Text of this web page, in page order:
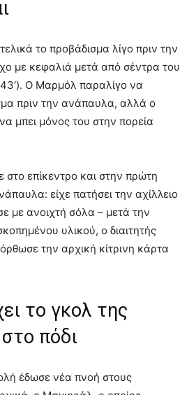
το προβάδισμα λίγο πριν την
με κεφαλιά μετά από σέντρα του
Ο Μαρμόλ παραλίγο να
πριν την ανάπαυλα, αλλά ο
μπει μόνος του στην πορεία
στο επίκεντρο και στην πρώτη
είχε πατήσει την αχίλλειο
με ανοιχτή σόλα – μετά την
υλικού, ο διαιτητής
την αρχική κίτρινη κάρτα
το γκολ της
πόδι
έδωσε νέα πνοή στους